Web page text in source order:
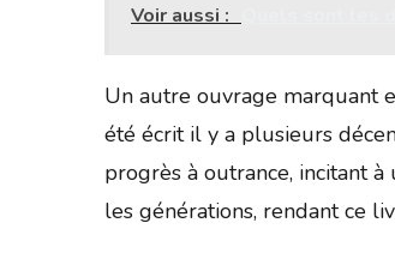
Voir aussi :
Un autre ouvrage marquant
été écrit il y a plusieurs
progrès à outrance, incitant
les générations, rendant ce